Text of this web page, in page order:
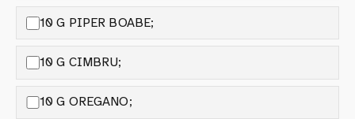
10 G PIPER BOABE;
10 G CIMBRU;
10 G OREGANO;